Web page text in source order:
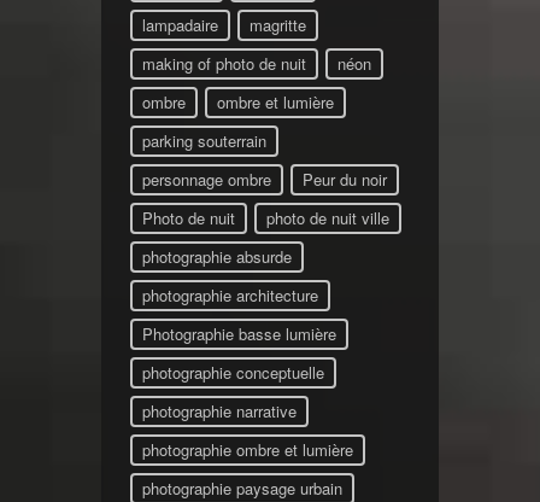
lampadaire
magritte
making of photo de nuit
néon
ombre
ombre et lumière
parking souterrain
personnage ombre
Peur du noir
Photo de nuit
photo de nuit ville
photographie absurde
photographie architecture
Photographie basse lumière
photographie conceptuelle
photographie narrative
photographie ombre et lumière
photographie paysage urbain